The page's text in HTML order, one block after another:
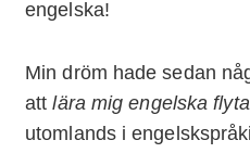
engelska!
Min dröm hade sedan
attlära mig engelska
utomlands i